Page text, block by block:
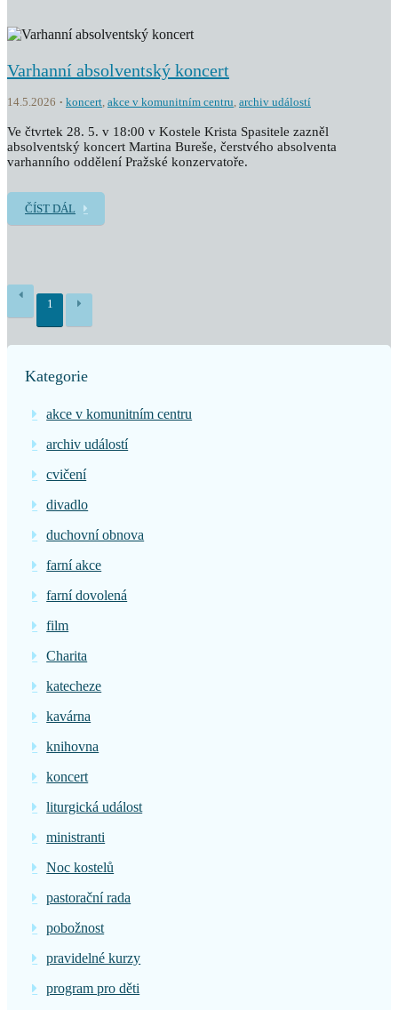
Varhanní absolventský koncert
14.5.2026 koncert, akce v komunitním centru, archiv událostí
Ve čtvrtek 28. 5. v 18:00 v Kostele Krista Spasitele zazněl
absolventský koncert Martina Bureše, čerstvého absolventa
varhanního oddělení Pražské konzervatoře.
ČÍST DÁL
1
Kategorie
akce v komunitním centru
archiv událostí
cvičení
divadlo
duchovní obnova
farní akce
farní dovolená
film
Charita
katecheze
kavárna
knihovna
koncert
liturgická událost
ministranti
Noc kostelů
pastorační rada
pobožnost
pravidelné kurzy
program pro děti